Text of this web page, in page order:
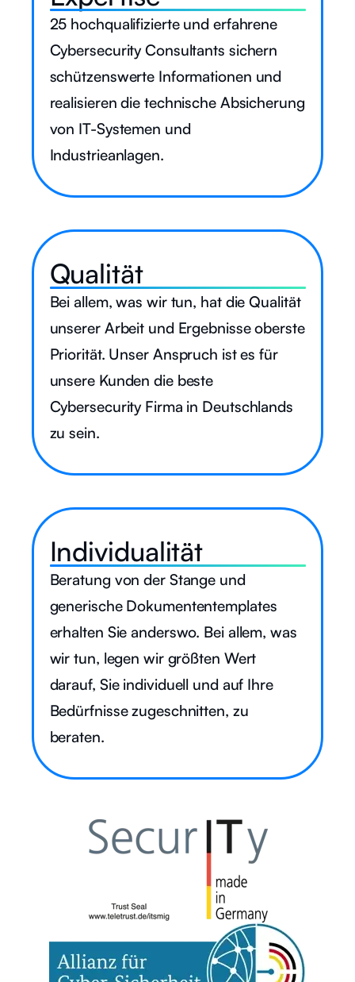
25 hochqualifizierte und erfahrene
Cybersecurity Consultants sichern
schützenswerte Informationen und
realisieren die technische Absicherung
von IT-Systemen und
Industrieanlagen.
Qualität
Bei allem, was wir tun, hat die Qualität
unserer Arbeit und Ergebnisse oberste
Priorität. Unser Anspruch ist es für
unsere Kunden die beste
Cybersecurity Firma in Deutschlands
zu sein.
Individualität
Beratung von der Stange und
generische Dokumententemplates
erhalten Sie anderswo. Bei allem, was
wir tun, legen wir größten Wert
darauf, Sie individuell und auf Ihre
Bedürfnisse zugeschnitten, zu
beraten.